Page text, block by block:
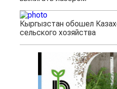
Кыргызстан обошел
сельского хозяйства